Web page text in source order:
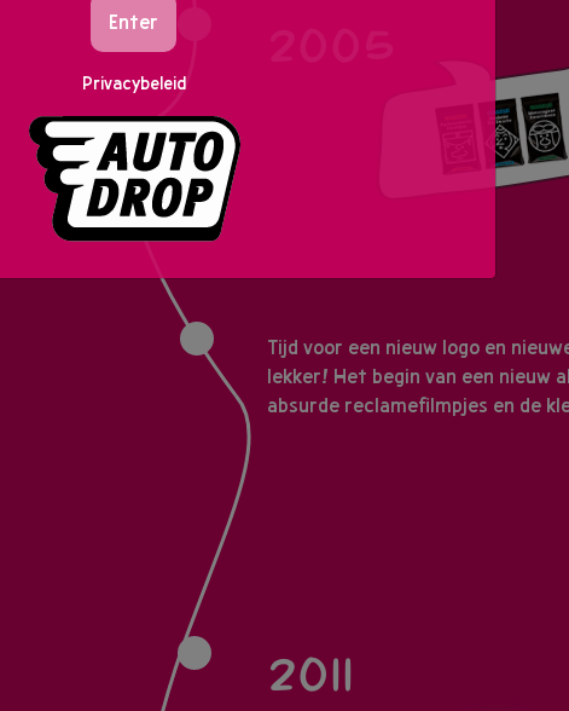
Tijd voor een nieuw logo en
lekker! Het begin van een nieuw
absurde reclamefilmpjes en de
2011
Enter
Privacybeleid